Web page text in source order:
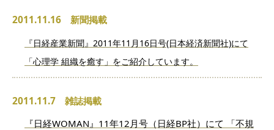
2011.11.16 新聞掲載
『日経産業新聞』2011年11月16日号(日本経済新聞社)にて
「心理学 組織を癒す」をご紹介しています。
2011.11.7 雑誌掲載
『日経WOMAN』11年12月号（日経BP社）にて 「不規